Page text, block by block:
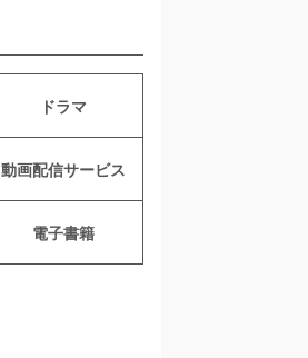
ドラマ
動画配信サービス
電子書籍